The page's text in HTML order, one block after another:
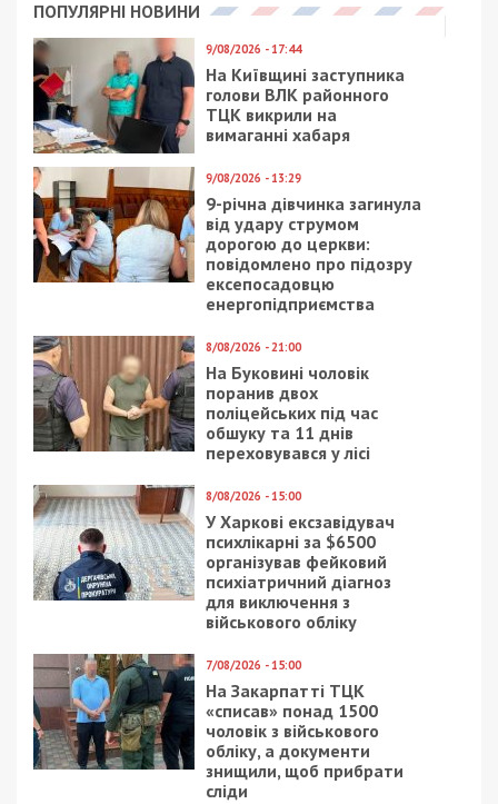
ПОПУЛЯРНІ НОВИНИ
9/08/2026 - 17:44
На Київщині заступника
голови ВЛК районного
ТЦК викрили на
вимаганні хабаря
9/08/2026 - 13:29
9-річна дівчинка загинула
від удару струмом
дорогою до церкви:
повідомлено про підозру
ексепосадовцю
енергопідприємства
8/08/2026 - 21:00
На Буковині чоловік
поранив двох
поліцейських під час
обшуку та 11 днів
переховувався у лісі
8/08/2026 - 15:00
У Харкові ексзавідувач
психлікарні за $6500
організував фейковий
психіатричний діагноз
для виключення з
військового обліку
7/08/2026 - 15:00
На Закарпатті ТЦК
«списав» понад 1500
чоловік з військового
обліку, а документи
знищили, щоб прибрати
сліди